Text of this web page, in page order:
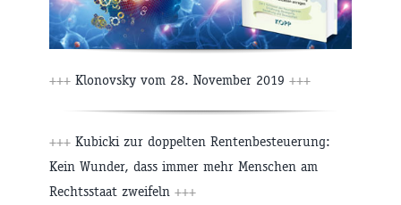
+++ Klonovsky vom 28. November 2019 +++
+++ Kubicki zur doppelten Rentenbesteuerung:
Kein Wunder, dass immer mehr Menschen am
Rechtsstaat zweifeln +++